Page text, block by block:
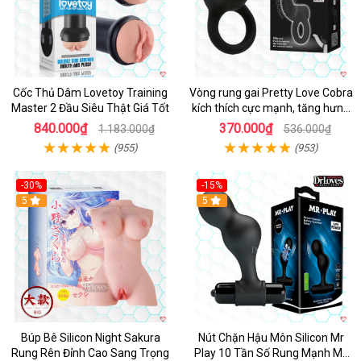
Cốc Thủ Dâm Lovetoy Training
Master 2 Đầu Siêu Thật Giá Tốt
840.000₫ 1.183.000₫
(955)
Vòng rung gai Pretty Love Cobra
kích thích cực mạnh, tăng hưng
phấn
370.000₫ 536.000₫
(953)
-30%
Hot
5
Búp Bê Silicon Night Sakura
Rung Rên Đỉnh Cao Sang Trọng
-15%
Hot
5
Nút Chặn Hậu Môn Silicon Mr
Play 10 Tần Số Rung Mạnh Mẽ